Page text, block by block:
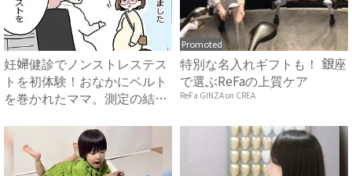
妊婦健診でノンストレステス
トを初体験！おなかにベルト
を巻かれたママ。測定の結果
Promoted
特別な名入れギフトも！ 銀座
で選ぶReFaの上質ケア
ReFa GINZA on CREA